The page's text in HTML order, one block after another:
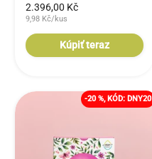
2.396,00 Kč
9,98 Kč/kus
Kúpiť teraz
-20 %, KÓD: DNY20